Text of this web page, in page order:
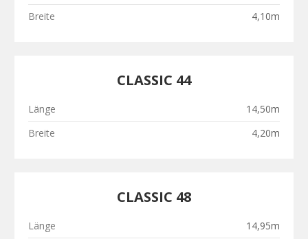
Breite
4,10m
CLASSIC 44
Länge
14,50m
Breite
4,20m
CLASSIC 48
Länge
14,95m